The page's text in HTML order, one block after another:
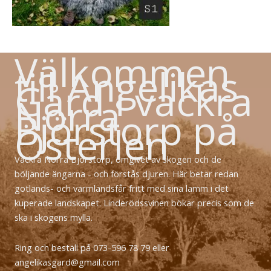
Välkommen
till Angelikas
Gård i vackra
Norra
Björstorp på
Österlen
Vackra Norra Björstorp, omgivet av skogen och de
böljande ängarna - och förstås djuren. Här betar redan
gotlands- och värmlandsfår fritt med sina lamm i det
kuperade landskapet. Linderödssvinen bökar precis som de
ska i skogens mylla.
Ring och beställ på 073-596 78 79 eller
angelikasgard@gmail.com